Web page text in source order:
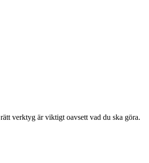
verktyg är viktigt oavsett vad du ska göra.